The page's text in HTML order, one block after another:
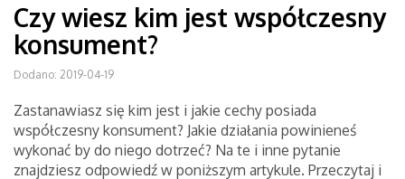
Czy wiesz kim jest współczesny
konsument?
Dodano: 2019-04-19
Zastanawiasz się kim jest i jakie cechy posiada
współczesny konsument? Jakie działania powinieneś
wykonać by do niego dotrzeć? Na te i inne pytanie
znajdziesz odpowiedź w poniższym artykule. Przeczytaj i